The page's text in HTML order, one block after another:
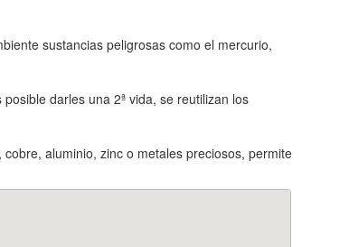
sustancias peligrosas como el mercurio,
darles una 2ª vida, se reutilizan los
aluminio, zinc o metales preciosos, permite